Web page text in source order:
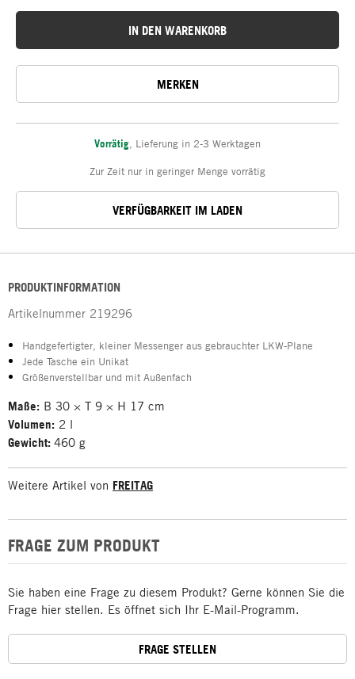
IN DEN WARENKORB
MERKEN
Vorrätig Lieferung in 2-3 Werktagen
Zur Zeit nur in geringer Menge vorrätig
VERFÜGBARKEIT IM LADEN
PRODUKTINFORMATION
Artikelnummer 219296
Handgefertigter, kleiner Messenger aus gebrauchter LKW-Plane
Jede Tasche ein Unikat
Größenverstellbar und mit Außenfach
Maße: B 30 × T 9 × H 17 cm
Volumen: 2 l
Gewicht: 460 g
Weitere Artikel von FREITAG
FRAGE ZUM PRODUKT
Sie haben eine Frage zu diesem Produkt? Gerne können Sie die
Frage hier stellen. Es öffnet sich Ihr E-Mail-Programm.
FRAGE STELLEN